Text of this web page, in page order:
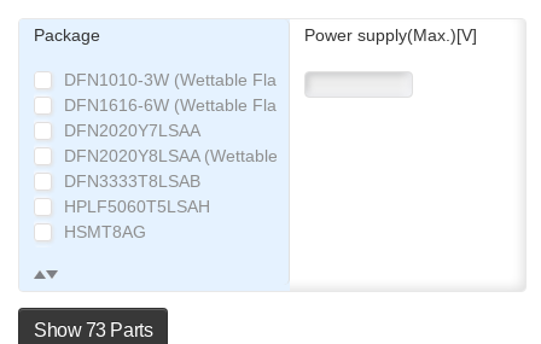
Package
DFN1010-3W (Wettable Flank)
DFN1616-6W (Wettable Flank)
DFN2020Y7LSAA
DFN2020Y8LSAA (Wettable Flank)
DFN3333T8LSAB
HPLF5060T5LSAH
HSMT8AG
SOP8
SST3
Power supply(Max.)[V]
Show 73 Parts